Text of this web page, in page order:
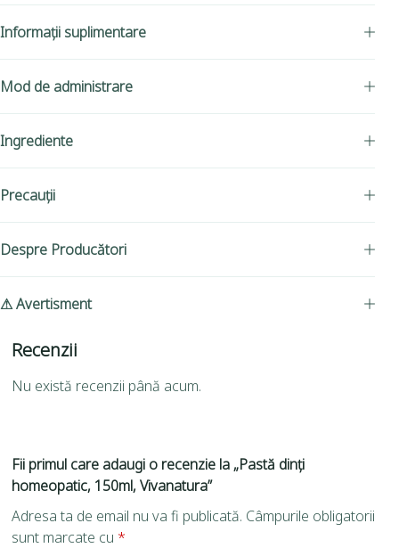
Informații suplimentare
Mod de administrare
Ingrediente
Precauții
Despre Producători
⚠ Avertisment
Recenzii
Nu există recenzii până acum.
Fii primul care adaugi o recenzie la „Pastă dinți
homeopatic, 150ml, Vivanatura”
Adresa ta de email nu va fi publicată. Câmpurile obligatorii
sunt marcate cu *